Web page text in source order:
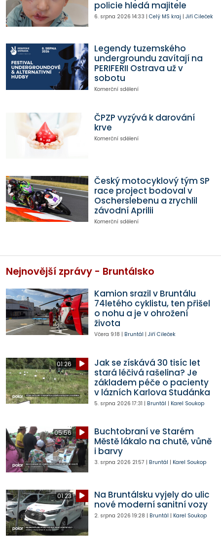
policie hledá majitele
6. srpna 2026 14:33 | Celý MS kraj | Jiří Cileček
Legendy tuzemského
undergroundu zavítají na
PERIFERII Ostrava už v
sobotu
Komerční sdělení
ČPZP vyzývá k darování
krve
Komerční sdělení
Český motocyklový tým SP
race project bodoval v
Oscherslebenu a zrychlil
závodní Aprilii
Komerční sdělení
Nejnovější zprávy - Bruntálsko
Kamion srazil v Bruntálu
74letého cyklistu, ten přišel
o nohu a je v ohrožení
života
Včera 9:18 | Bruntál | Jiří Cileček
01:26
Jak se získává 30 tisíc let
stará léčivá rašelina? Je
základem péče o pacienty
v lázních Karlova Studánka
5. srpna 2026 17:31 | Bruntál | Karel Soukop
05:56
Buchtobraní ve Starém
Městě lákalo na chutě, vůně
i barvy
3. srpna 2026 21:57 | Bruntál | Karel Soukop
01:23
Na Bruntálsku vyjely do ulic
nové moderní sanitní vozy
2. srpna 2026 19:28 | Bruntál | Karel Soukop